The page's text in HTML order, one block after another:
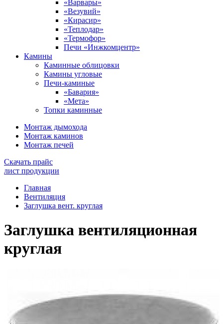
«Варвары»
«Везувий»
«Кирасир»
«Теплодар»
«Термофор»
Печи «Инжкомцентр»
Камины
Каминные облицовки
Камины угловые
Печи-каминые
«Бавария»
«Мета»
Топки каминные
Монтаж дымохода
Монтаж каминов
Монтаж печей
Скачать прайс
лист продукции
Главная
Вентиляция
Заглушка вент. круглая
Заглушка вентиляционная
круглая